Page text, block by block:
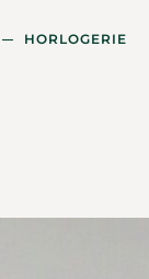
HORLOGERIE